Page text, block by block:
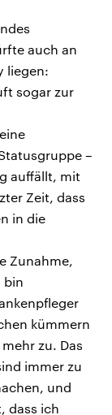
auch an
liegen:
sogar zur
–
auffällt, mit
Zeit, dass
in die
Zunahme,
bin
kümmern
zu. Das
immer zu
und
dass ich